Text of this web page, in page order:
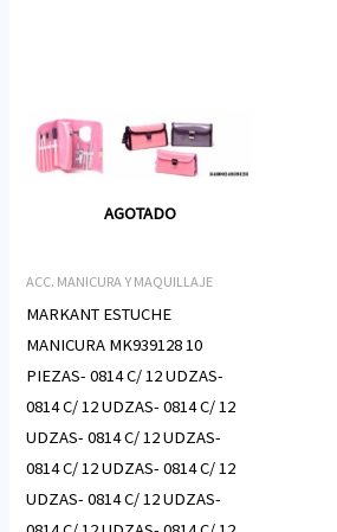
AGOTADO
ACC. MANICURA Y MAQUILLAJE
MARKANT ESTUCHE
MANICURA MK939128 10
PIEZAS- 0814 C/ 12 UDZAS-
0814 C/ 12 UDZAS- 0814 C/ 12
UDZAS- 0814 C/ 12 UDZAS-
0814 C/ 12 UDZAS- 0814 C/ 12
UDZAS- 0814 C/ 12 UDZAS-